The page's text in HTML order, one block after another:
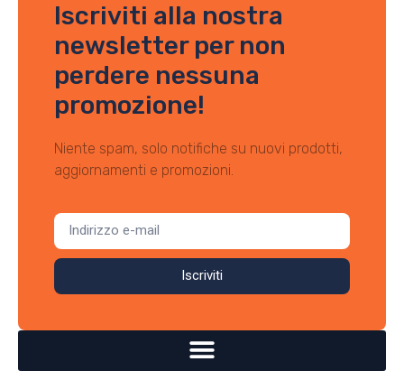
Iscriviti alla nostra
newsletter per non
perdere nessuna
promozione!
Niente spam, solo notifiche su nuovi prodotti,
aggiornamenti e promozioni.
Iscriviti